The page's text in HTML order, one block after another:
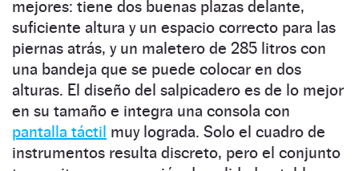
mejores: tiene dos buenas plazas delante,
suficiente altura y un espacio correcto para las
piernas atrás, y un maletero de 285 litros con
una bandeja que se puede colocar en dos
alturas. El diseño del salpicadero es de lo mejor
en su tamaño e integra una consola con
pantalla táctil muy lograda. Solo el cuadro de
instrumentos resulta discreto, pero el conjunto